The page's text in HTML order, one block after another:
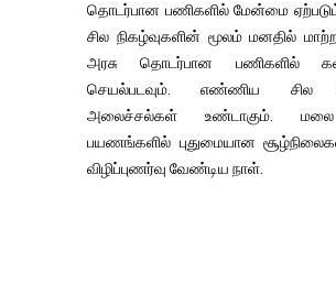
தொடர்பான பணிகளில் மேன்மை
சில நிகழ்வுகளின் மூலம் மனதில்
அரசு தொடர்பான பணிகளில்
செயல்படவும். எண்ணிய சில
அலைச்சல்கள் உண்டாகும். மலை
பயணங்களில் புதுமையான
விழிப்புணர்வு வேண்டிய நாள்.